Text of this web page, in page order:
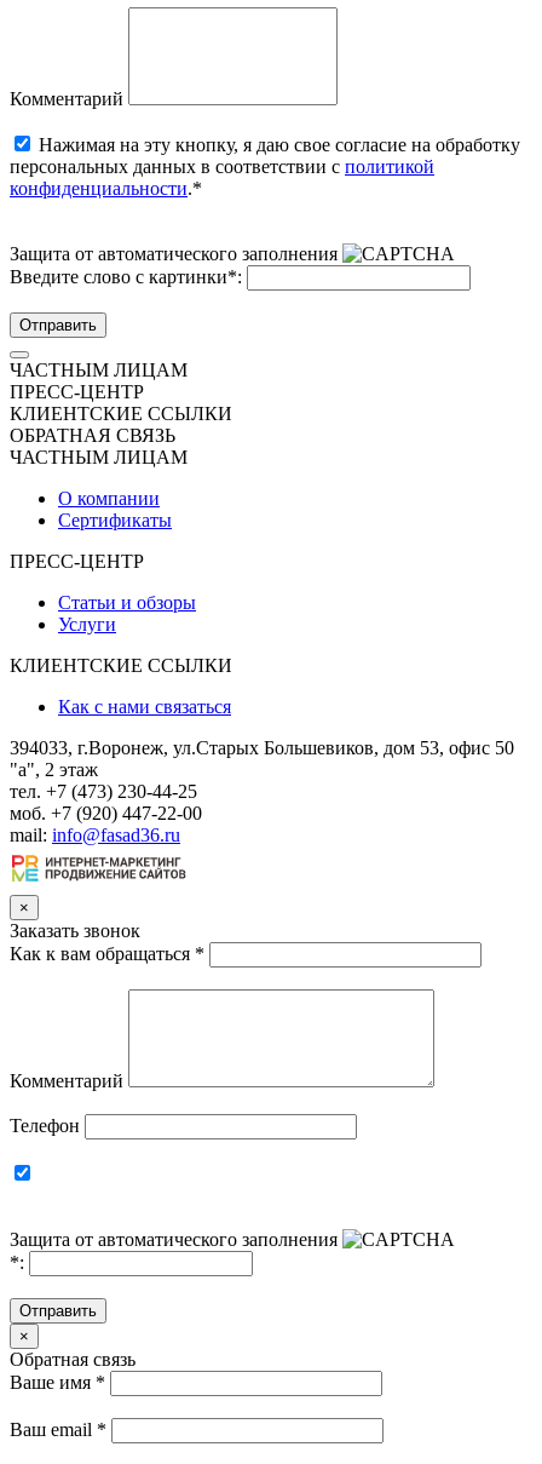
Комментарий
Нажимая на эту кнопку, я даю свое согласие на обработку
персональных данных в соответствии с политикой
конфиденциальности.*
Защита от автоматического заполнения
Введите слово с картинки*:
Отправить
ЧАСТНЫМ ЛИЦАМ
ПРЕСС-ЦЕНТР
КЛИЕНТСКИЕ ССЫЛКИ
ОБРАТНАЯ СВЯЗЬ
ЧАСТНЫМ ЛИЦАМ
О компании
Сертификаты
ПРЕСС-ЦЕНТР
Статьи и обзоры
Услуги
КЛИЕНТСКИЕ ССЫЛКИ
Как с нами связаться
394033, г.Воронеж, ул.Старых Большевиков, дом 53, офис 50
"а", 2 этаж
тел. +7 (473) 230-44-25
моб. +7 (920) 447-22-00
mail: info@fasad36.ru
×
Заказать звонок
Как к вам обращаться *
Комментарий
Телефон
Защита от автоматического заполнения
*:
Отправить
×
Обратная связь
Ваше имя *
Ваш email *